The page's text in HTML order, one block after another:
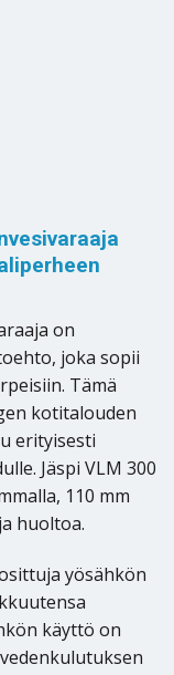
on
joka sopii
Tämä
kotitalouden
erityisesti
Jäspi VLM 300
110 mm
huoltoa.
yösähkön
käyttö on